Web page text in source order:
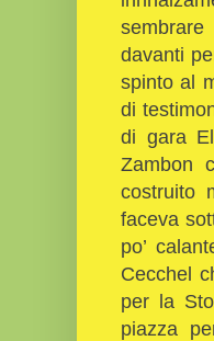
davanti
spinto al
di
di gara
Zambon
costruito
faceva
po’
Cecchel
per la
piazza